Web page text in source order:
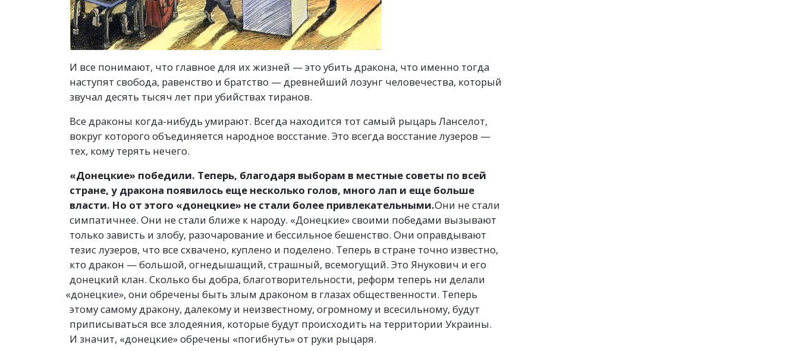
И все понимают, что главное для их жизней — это убить дракона, что именно тогда
наступят свобода, равенство и братство — древнейший лозунг человечества, который
звучал десять тысяч лет при убийствах тиранов.
Все драконы когда-нибудь умирают. Всегда находится тот самый рыцарь Ланселот,
вокруг которого объединяется народное восстание. Это всегда восстание лузеров —
тех, кому терять нечего.
«Донецкие» победили. Теперь, благодаря выборам в местные советы по всей
стране, у дракона появилось еще несколько голов, много лап и еще больше
власти. Но от этого «донецкие» не стали более привлекательными.Они не стали
симпатичнее. Они не стали ближе к народу. «Донецкие» своими победами вызывают
только зависть и злобу, разочарование и бессильное бешенство. Они оправдывают
тезис лузеров, что все схвачено, куплено и поделено. Теперь в стране точно известно,
кто дракон — большой, огнедышащий, страшный, всемогущий. Это Янукович и его
донецкий клан. Сколько бы добра, благотворительности, реформ теперь ни делали
«донецкие», они обречены быть злым драконом в глазах общественности. Теперь
этому самому дракону, далекому и неизвестному, огромному и всесильному, будут
приписываться все злодеяния, которые будут происходить на территории Украины.
И значит, «донецкие» обречены «погибнуть» от руки рыцаря.